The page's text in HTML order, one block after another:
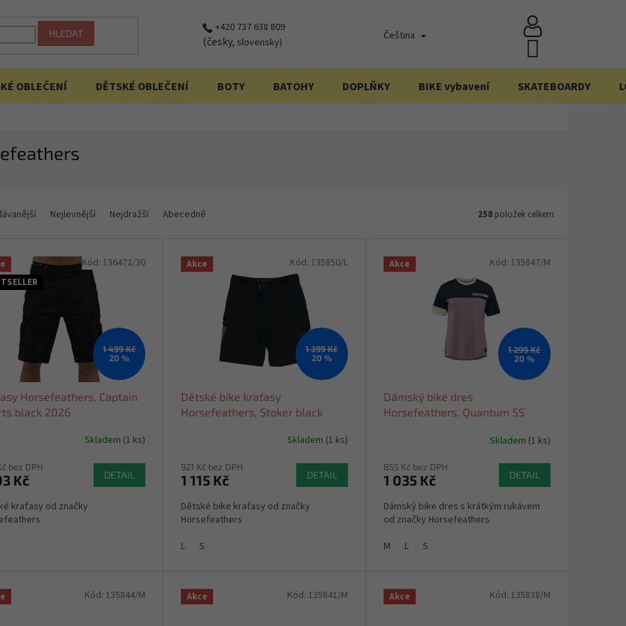
HLEDAT +420 737 638 809
(česky, slovensky)
Čeština
OBLEČENÍ DĚTSKÉ OBLEČENÍ BOTY BATOHY DOPLŇKY BIKE vybavení SKATEBOARDY
Nejlevnější Nejdražší Abecedně 258 položek celkem
1 499 Kč
20 %
Horsefeathers, Captain
black 2026
Skladem (1 ks)
bez DPH
Kč DETAIL
kraťasy od značky
Kód: 136472/30 Akce
1 399 Kč
20 %
Dětské bike kraťasy
Horsefeathers, Stoker black
Skladem (1 ks)
921 Kč bez DPH
1 115 Kč DETAIL
Dětské bike kraťasy od značky
Horsefeathers
L
S
Kód: 135850/L Akce
1 299 Kč
20 %
Dámský bike dres
Horsefeathers, Quantum SS
Skladem (1 ks)
855 Kč bez DPH
1 035 Kč DETAIL
Dámský bike dres s krátkým rukávem
od značky Horsefeathers
M
L S
Kód: 135847/M
Kód: 135844/M Akce Kód: 135841/M Akce Kód: 135838/M